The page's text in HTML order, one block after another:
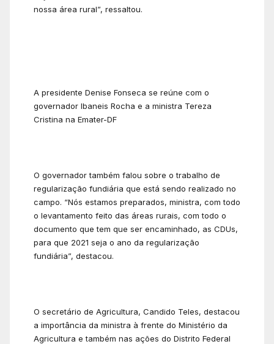
nossa área rural”, ressaltou.
A presidente Denise Fonseca se reúne com o
governador Ibaneis Rocha e a ministra Tereza
Cristina na Emater-DF
O governador também falou sobre o trabalho de
regularização fundiária que está sendo realizado no
campo. “Nós estamos preparados, ministra, com todo
o levantamento feito das áreas rurais, com todo o
documento que tem que ser encaminhado, as CDUs,
para que 2021 seja o ano da regularização
fundiária”, destacou.
O secretário de Agricultura, Candido Teles, destacou
a importância da ministra à frente do Ministério da
Agricultura e também nas ações do Distrito Federal